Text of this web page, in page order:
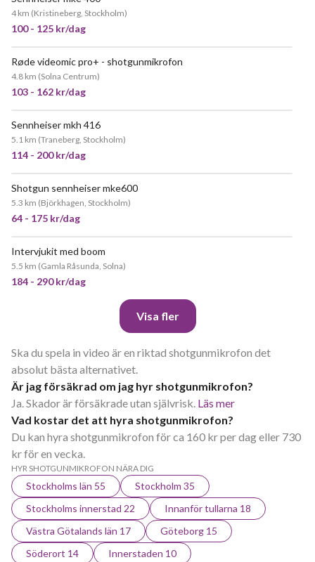
4 km (Kristineberg, Stockholm)
100 - 125 kr/dag
Røde videomic pro+ - shotgunmikrofon
4.8 km (Solna Centrum)
103 - 162 kr/dag
Sennheiser mkh 416
5.1 km (Traneberg, Stockholm)
114 - 200 kr/dag
Shotgun sennheiser mke600
5.3 km (Björkhagen, Stockholm)
64 - 175 kr/dag
Intervjukit med boom
5.5 km (Gamla Råsunda, Solna)
184 - 290 kr/dag
Visa fler
Ska du spela in video är en riktad shotgunmikrofon det
absolut bästa alternativet.
Är jag försäkrad om jag hyr shotgunmikrofon?
Ja. Skador är försäkrade utan självrisk. Läs mer
Vad kostar det att hyra shotgunmikrofon?
Du kan hyra shotgunmikrofon för ca 160 kr per dag eller 730
kr för en vecka.
HYR SHOTGUNMIKROFON NÄRA DIG
Stockholms län 55
Stockholm 35
Stockholms innerstad 22
Innanför tullarna 18
Västra Götalands län 17
Göteborg 15
Söderort 14
Innerstaden 10